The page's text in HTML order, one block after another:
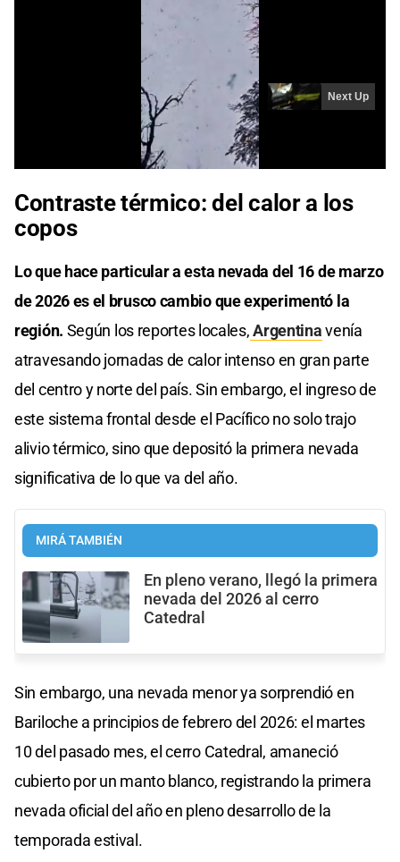
Contraste térmico: del calor a los
copos
Lo que hace particular a esta nevada del 16 de marzo
de 2026 es el brusco cambio que experimentó la
región. Según los reportes locales,Argentinavenía
atravesando jornadas de calor intenso en gran parte
del centro y norte del país. Sin embargo, el ingreso de
este sistema frontal desde el Pacífico no solo trajo
alivio térmico, sino que depositó la primera nevada
significativa de lo que va del año.
MIRÁ TAMBIÉN
En pleno verano, llegó la primera
nevada del 2026 al cerro
Catedral
Sin embargo, una nevada menor ya sorprendió en
Bariloche a principios de febrero del 2026: el martes
10 del pasado mes, el cerro Catedral, amaneció
cubierto por un manto blanco, registrando la primera
nevada oficial del año en pleno desarrollo de la
temporada estival.